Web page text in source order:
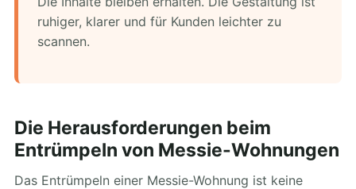
ruhiger, klarer und für Kunden leichter zu
scannen.
Die Herausforderungen beim
Entrümpeln von Messie-Wohnungen
Das Entrümpeln einer Messie-Wohnung ist keine